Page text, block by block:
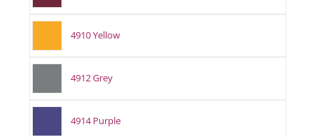
4910 Yellow
4912 Grey
4914 Purple